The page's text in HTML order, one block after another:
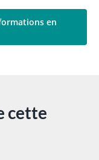
en
cette